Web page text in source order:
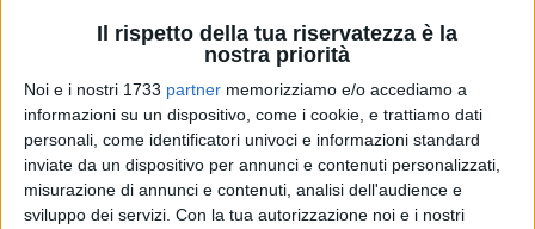
Il rispetto della tua riservatezza è la
nostra priorità
Noi e i nostri 1733 partner memorizziamo e/o accediamo a
informazioni su un dispositivo, come i cookie, e trattiamo dati
personali, come identificatori univoci e informazioni standard
inviate da un dispositivo per annunci e contenuti personalizzati,
misurazione di annunci e contenuti, analisi dell'audience e
sviluppo dei servizi. Con la tua autorizzazione noi e i nostri